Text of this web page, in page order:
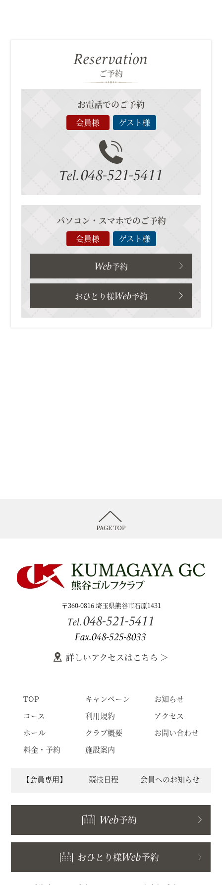
Reservation
ご予約
お電話でのご予約
会員様 ゲスト様
Tel.048-521-5411
パソコン・スマホでのご予約
会員様 ゲスト様
Web予約
おひとり様Web予約
〒360-0816 埼玉県熊谷市石原1431
Tel.048-521-5411
Fax.048-525-8033
詳しいアクセスはこちら ＞
TOP
コース
ホール
料金・予約
キャンペーン
利用規約
クラブ概要
施設案内
お知らせ
アクセス
お問い合わせ
【会員専用】 競技日程 会員へのお知らせ
Web予約
おひとり様Web予約